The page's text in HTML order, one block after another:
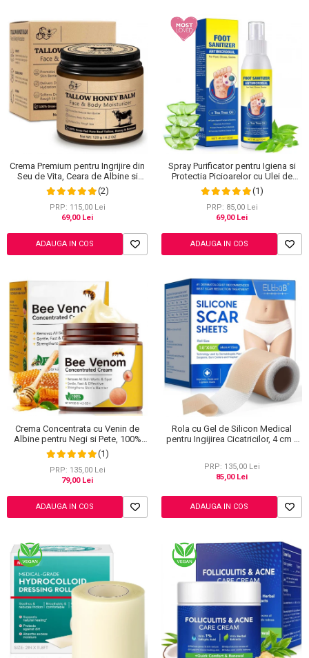
Crema Premium pentru Ingrijire din
Seu de Vita, Ceara de Albine si
Miere, 100% Naturala, NOVA
KISS®, 120 g
(2)
PRP: 115,00 Lei
69,00 Lei
ADAUGA IN COS
Spray Purificator pentru Igiena si
Protectia Picioarelor cu Ulei de
Arbore de Ceai, 120 ml
(1)
PRP: 85,00 Lei
69,00 Lei
ADAUGA IN COS
Crema Concentrata cu Venin de
Albine pentru Negi si Pete, 100%
Naturala, 120 g
(1)
PRP: 135,00 Lei
79,00 Lei
ADAUGA IN COS
Rola cu Gel de Silicon Medical
pentru Ingijirea Cicatricilor, 4 cm x
PRP: 135,00 Lei
85,00 Lei
ADAUGA IN COS